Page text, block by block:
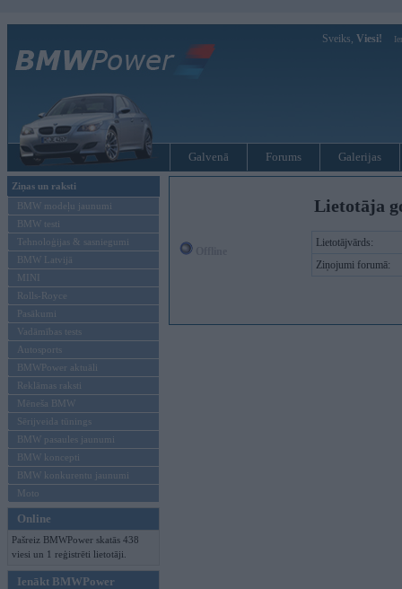
Sveiks, Viesi!
Galvenā Forums Galerijas
Ziņas un raksti
BMW modeļu jaunumi
BMW testi
Tehnoloģijas & sasniegumi
BMW Latvijā
MINI
Rolls-Royce
Pasākumi
Vadāmības tests
Autosports
BMWPower aktuāli
Reklāmas raksti
Mēneša BMW
Sērijveida tūnings
BMW pasaules jaunumi
BMW koncepti
BMW konkurentu jaunumi
Moto
Online
Pašreiz BMWPower skatās 438
viesi un 1 reģistrēti lietotāji.
Ienākt BMWPower
Lietotāja
Lietotājvārds:
Ziņojumi forumā: